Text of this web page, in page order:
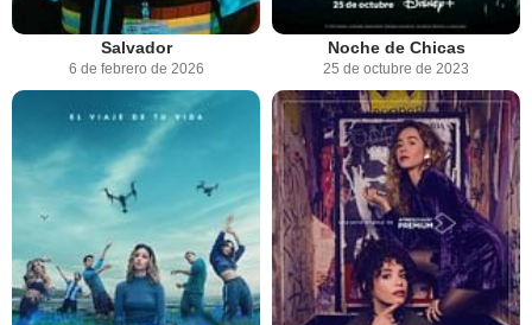
Salvador
6 de febrero de 2026
Noche de Chicas
25 de octubre de 2023